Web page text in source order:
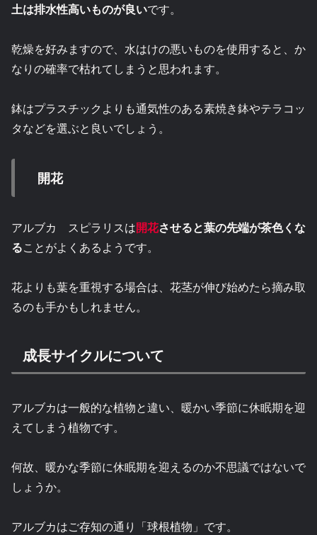
土は排水性高いものが良いです。
乾燥を好みますので、水はけの悪いものを使用すると、か
なりの確率で枯れてしまうと思われます。
鉢はプラスチックよりも通気性のある素焼き鉢やテラコッ
タなどを選ぶと良いでしょう。
開花
アルブカ スピラリスは開花させると葉の先端が茶色くな
ることがよくあるようです。
花よりも葉を重視する場合は、花茎が伸び始めたら摘み取
るのも手かもしれません。
成長サイクルについて
アルブカは一般的な植物と違い、暖かい季節に休眠期を迎
えてしまう植物です。
何故、暖かな季節に休眠期を迎えるのか不思議ではないで
しょうか。
アルブカはご存知の通り「球根植物」です。